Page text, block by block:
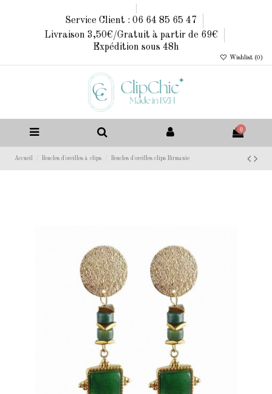
Service Client : 06 64 85 65 47
Livraison 3,50€/Gratuit à partir de 69€
Expédition sous 48h
Wishlist (0 )
0
Accueil Boucles d'oreilles à clips Boucles d'oreilles clips Birmanie